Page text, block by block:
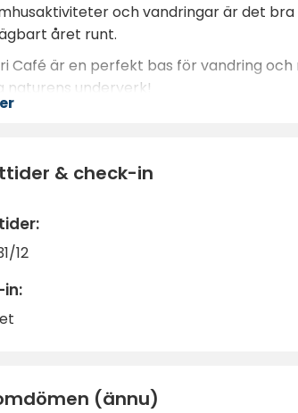
och vandringar är det
året runt.
Café är en perfekt bas för vandring
naturens underverk!
& check-in
12
(ännu)